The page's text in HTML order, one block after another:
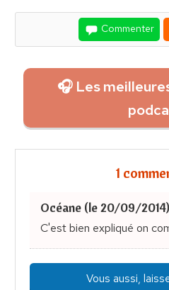
Commenter
🎧 Les
1
Océane (le 20/09/2014)
C'est bien expliqué on
Vous aussi,